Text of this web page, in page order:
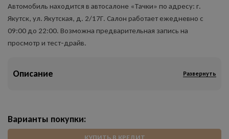
Автомобиль находится в автосалоне «Тачки» по адресу: г.
Якутск, ул. Якутская, д. 2/17Г. Салон работает ежедневно с
09:00 до 22:00. Возможна предварительная запись на
просмотр и тест-драйв.
Описание Развернуть
Варианты покупки: